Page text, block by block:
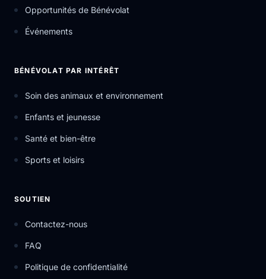
Opportunités de Bénévolat
Événements
BÉNÉVOLAT PAR INTÉRÊT
Soin des animaux et environnement
Enfants et jeunesse
Santé et bien-être
Sports et loisirs
SOUTIEN
Contactez-nous
FAQ
Politique de confidentialité